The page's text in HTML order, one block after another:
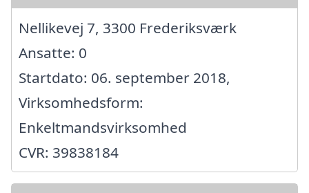
Nellikevej 7, 3300 Frederiksværk
Ansatte: 0
Startdato: 06. september 2018,
Virksomhedsform:
Enkeltmandsvirksomhed
CVR: 39838184